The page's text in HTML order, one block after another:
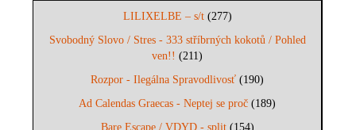
LILIXELBE – s/t(277)
Svobodný Slovo / Stres - 333 stříbrných kokotů / Pohled
ven!! (211)
Rozpor - Ilegálna Spravodlivosť (190)
Ad Calendas Graecas - Neptej se proč (189)
Bare Escape / VDYD - split(154)